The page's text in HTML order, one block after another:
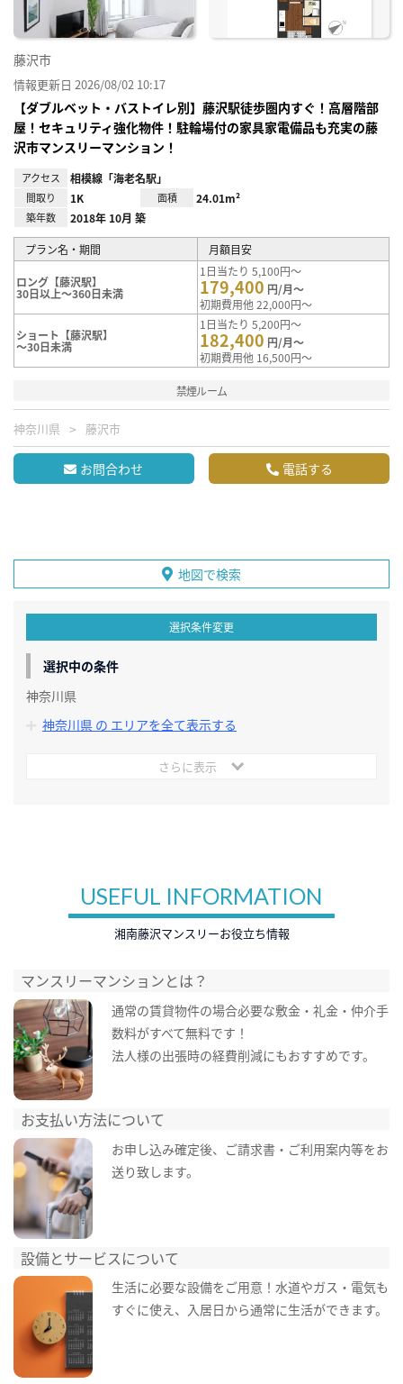
藤沢市
情報更新日 2026/08/02 10:17
【ダブルベット・バストイレ別】藤沢駅徒歩圏内すぐ！高層階部
屋！セキュリティ強化物件！駐輪場付の家具家電備品も充実の藤
沢市マンスリーマンション！
アクセス 相模線「海老名駅」
間取り 1K 面積 24.01m²
築年数 2018年 10月 築
プラン名・期間 月額目安
ロング【藤沢駅】
30日以上～360日未満
1日当たり 5,100円～
179,400 円/月～
初期費用他 22,000円～
ショート【藤沢駅】
～30日未満
1日当たり 5,200円～
182,400 円/月～
初期費用他 16,500円～
禁煙ルーム
神奈川県 藤沢市
お問合わせ 電話する
地図で検索
選択条件変更
選択中の条件
神奈川県
神奈川県 の エリアを全て表示する
さらに表示
USEFUL INFORMATION
湘南藤沢マンスリーお役立ち情報
マンスリーマンションとは？
通常の賃貸物件の場合必要な敷金・礼金・仲介手
数料がすべて無料です！
法人様の出張時の経費削減にもおすすめです。
お支払い方法について
お申し込み確定後、ご請求書・ご利用案内等をお
送り致します。
設備とサービスについて
生活に必要な設備をご用意！水道やガス・電気も
すぐに使え、入居日から通常に生活ができます。